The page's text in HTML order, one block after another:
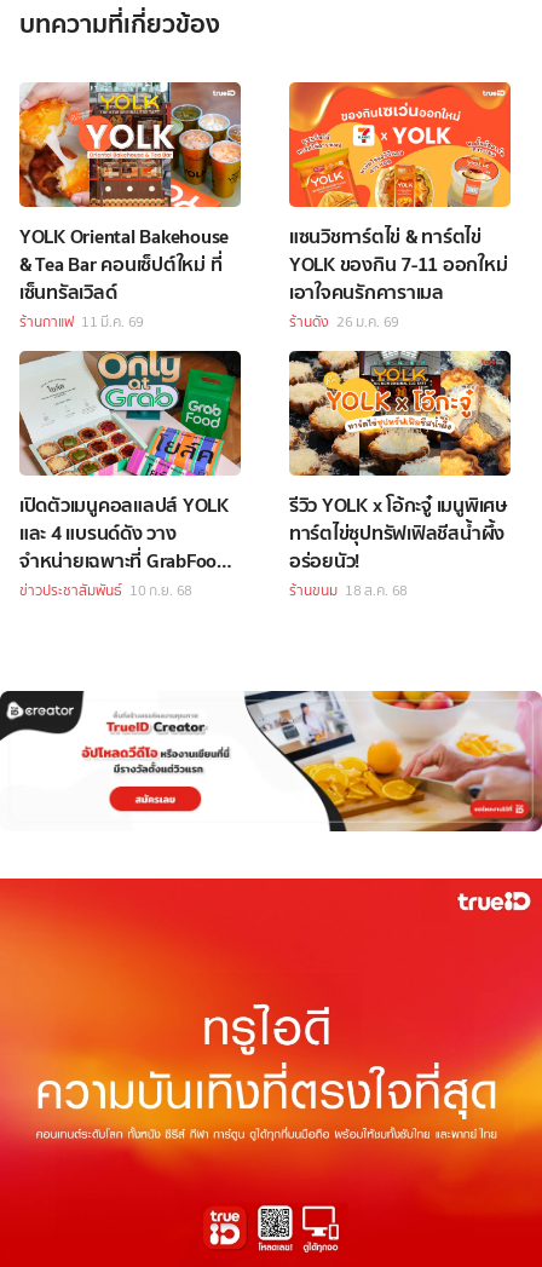
บทความที่เกี่ยวข้อง
YOLK Oriental Bakehouse
& Tea Bar คอนเซ็ปต์ใหม่ ที่
เซ็นทรัลเวิลด์
ร้านกาแฟ 11 มี.ค. 69
แซนวิชทาร์ตไข่ & ทาร์ตไข่
YOLK ของกิน 7-11 ออกใหม่
เอาใจคนรักคาราเมล
ร้านดัง 26 ม.ค. 69
เปิดตัวเมนูคอลแลปส์ YOLK
และ 4 แบรนด์ดัง วาง
จำหน่ายเฉพาะที่ GrabFood
เท่านั้น
ข่าวประชาสัมพันธ์ 10 ก.ย. 68
รีวิว YOLK x โอ้กะจู๋ เมนูพิเศษ
ทาร์ตไข่ซุปทรัฟเฟิลชีสน้ำผึ้ง
อร่อยนัว!
ร้านขนม 18 ส.ค. 68